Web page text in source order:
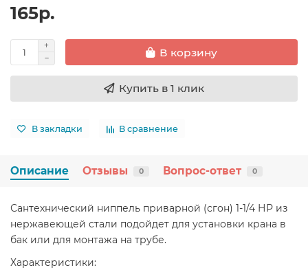
165р.
В корзину
Купить в 1 клик
В закладки В сравнение
Описание Отзывы 0 Вопрос-ответ 0
Сантехнический ниппель приварной (сгон) 1-1/4 НР из
нержавеющей стали подойдет для установки крана в
бак или для монтажа на трубе.
Характеристики: